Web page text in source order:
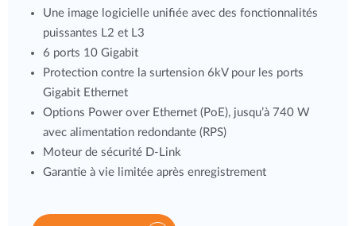
Une image logicielle unifiée avec des fonctionnalités
puissantes L2 et L3
6 ports 10 Gigabit
Protection contre la surtension 6kV pour les ports
Gigabit Ethernet
Options Power over Ethernet (PoE), jusqu’à 740 W
avec alimentation redondante (RPS)
Moteur de sécurité D-Link
Garantie à vie limitée après enregistrement